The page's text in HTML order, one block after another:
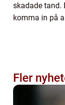
skadade tand.
komma in på
Fler